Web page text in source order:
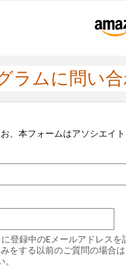
ラムに問い
、本フォームはアソシエイ
登録中のEメールアドレスを
をする以前のご質問の場合